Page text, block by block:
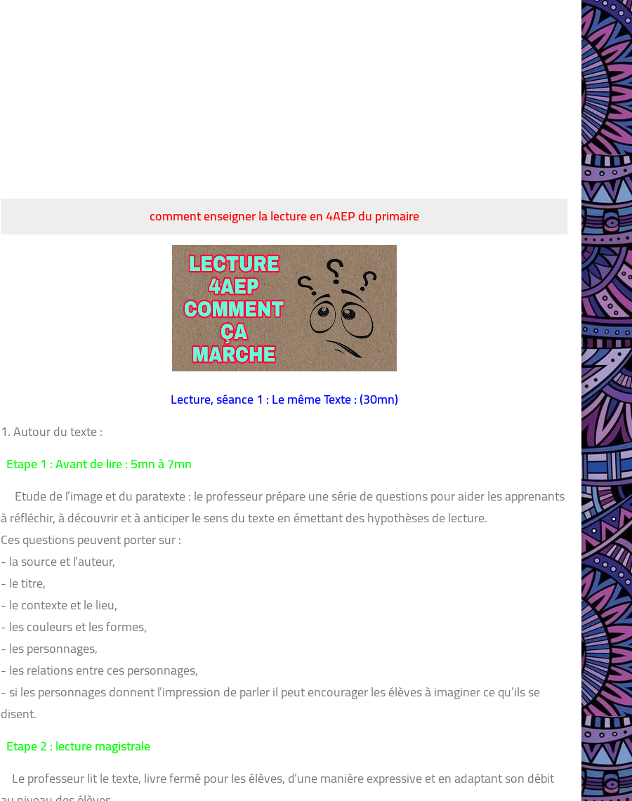
comment enseigner la lecture en 4AEP du primaire
Lecture, séance 1 : Le même Texte : (30mn)
1.Autour du texte :
Etape 1 : Avant de lire : 5mn à 7mn
Etude de l’image et du paratexte : le professeur prépare une série de questions pour aider les apprenants
à réfléchir, à découvrir et à anticiper le sens du texte en émettant des hypothèses de lecture.
Ces questions peuvent porter sur :
-la source et l’auteur,
-le titre,
-le contexte et le lieu,
-les couleurs et les formes,
-les personnages,
-les relations entre ces personnages,
-si les personnages donnent l’impression de parler il peut encourager les élèves à imaginer ce qu’ils se
disent.
Etape 2 : lecture magistrale
Le professeur lit le texte, livre fermé pour les élèves, d’une manière expressive et en adaptant son débit